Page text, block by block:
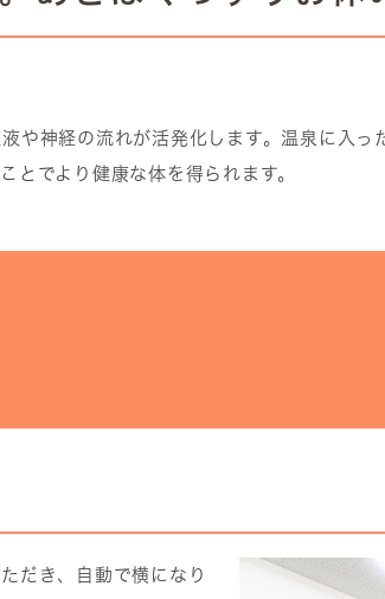
や神経の流れが活発化します。温泉に入っ
とでより健康な体を得られます。
だき、自動で横になり